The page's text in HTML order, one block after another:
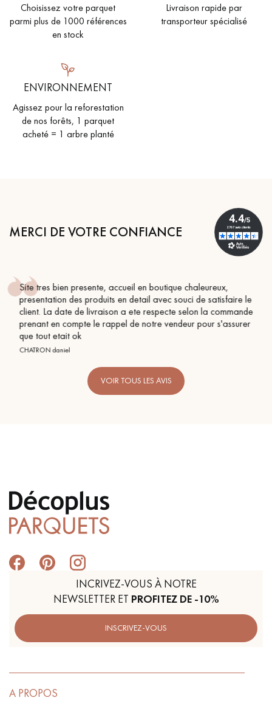
Choisissez votre parquet
parmi plus de 1000 références
en stock
Livraison rapide par
transporteur spécialisé
ENVIRONNEMENT
Agissez pour la reforestation
de nos forêts, 1 parquet
acheté = 1 arbre planté
MERCI DE VOTRE CONFIANCE
chaleureux,
de satisfaire le
la commande
pour s'assurer
Conseil parfait, échanges fluides. Je
BEILE FRANCK
VOIR TOUS LES AVIS
INCRIVEZ-VOUS À NOTRE
NEWSLETTER ET PROFITEZ DE -10%
INSCRIVEZ-VOUS
A PROPOS